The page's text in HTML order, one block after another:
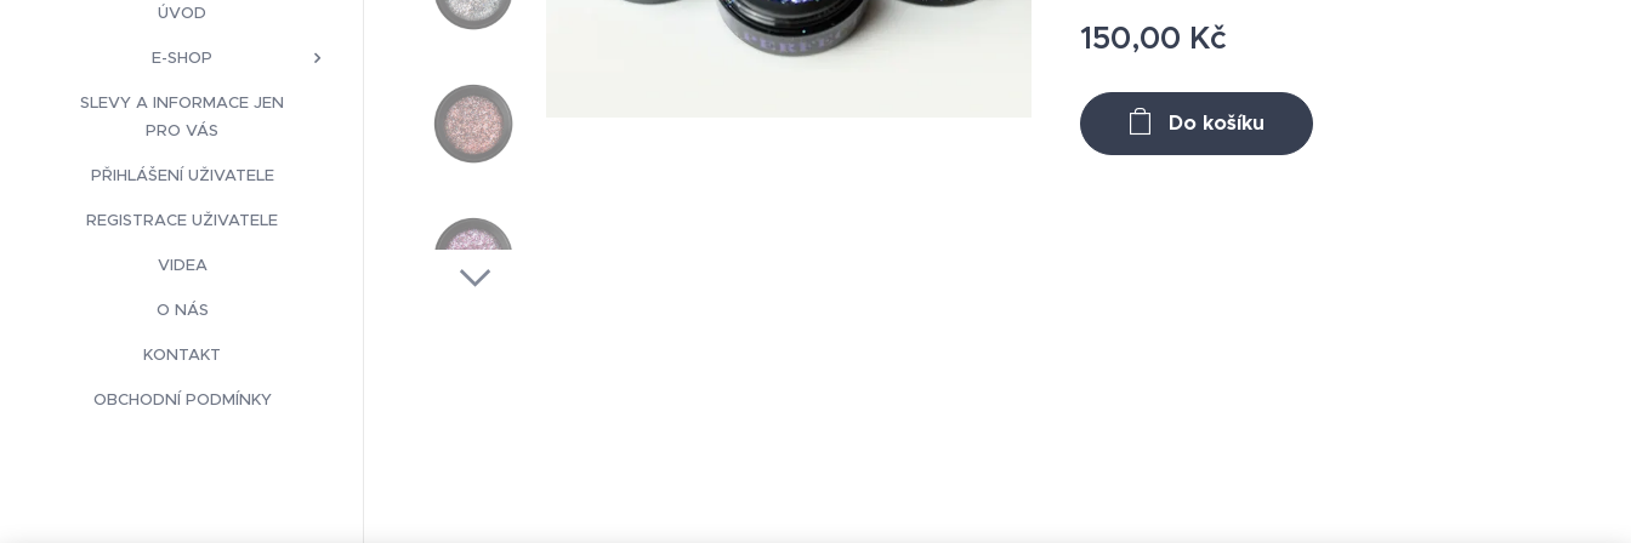
ÚVOD
E-SHOP
SLEVY A INFORMACE JEN
PRO VÁS
PŘIHLÁŠENÍ UŽIVATELE
REGISTRACE UŽIVATELE
VIDEA
O NÁS
KONTAKT
OBCHODNÍ PODMÍNKY
150,00 Kč
Do košíku